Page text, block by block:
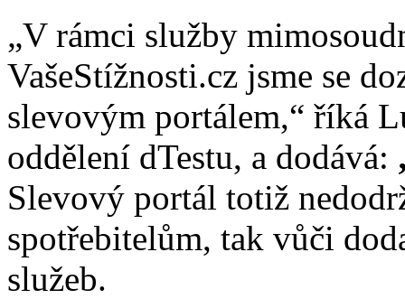
„V rámci služby
VašeStížnosti.cz jsme se
slevovým portálem,“ říká
oddělení dTestu, a dodává:
Slevový portál totiž
spotřebitelům, tak vůči
služeb.